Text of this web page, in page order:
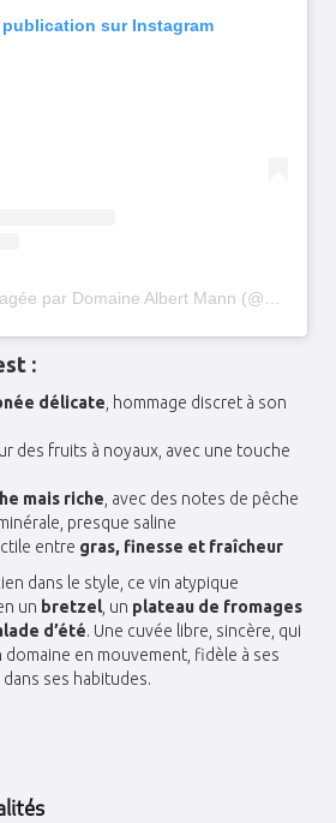
publication sur Instagram
:
délicate , hommage discret à son
des fruits à noyaux, avec une touche
mais riche , avec des notes de pêche
presque saline
entre gras, finesse et fraîcheur
dans le style, ce vin atypique
un bretzel, un plateau de fromages
d’été. Une cuvée libre, sincère, qui
domaine en mouvement, fidèle à ses
ses habitudes.